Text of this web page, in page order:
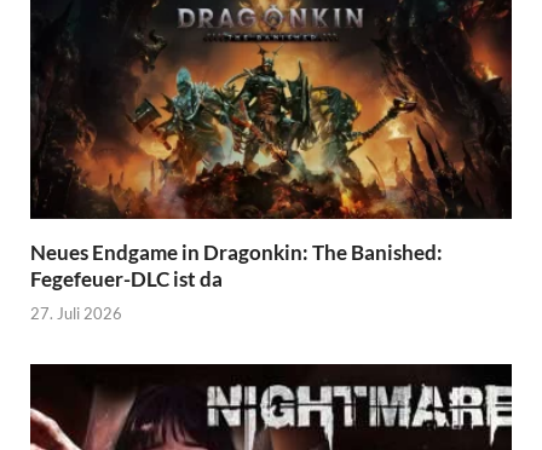
Neues Endgame in Dragonkin: The Banished:
Fegefeuer-DLC ist da
27. Juli 2026